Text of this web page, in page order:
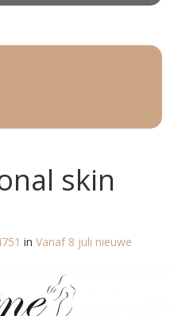
skin
in Vanaf 8 juli nieuwe